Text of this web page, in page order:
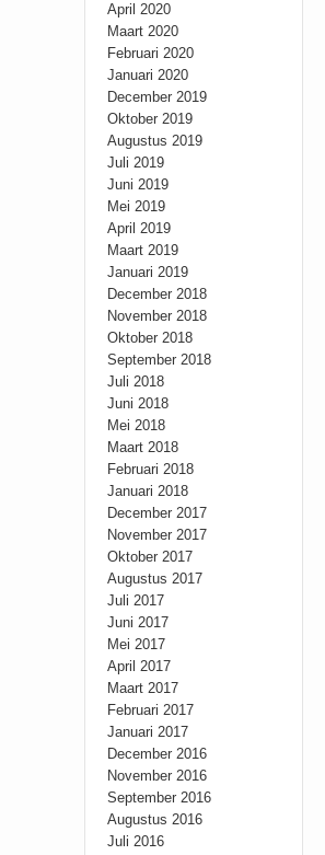
April 2020
Maart 2020
Februari 2020
Januari 2020
December 2019
Oktober 2019
Augustus 2019
Juli 2019
Juni 2019
Mei 2019
April 2019
Maart 2019
Januari 2019
December 2018
November 2018
Oktober 2018
September 2018
Juli 2018
Juni 2018
Mei 2018
Maart 2018
Februari 2018
Januari 2018
December 2017
November 2017
Oktober 2017
Augustus 2017
Juli 2017
Juni 2017
Mei 2017
April 2017
Maart 2017
Februari 2017
Januari 2017
December 2016
November 2016
September 2016
Augustus 2016
Juli 2016